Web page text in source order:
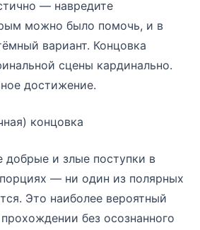
— навредите
можно было помочь, и в
вариант. Концовка
сцены кардинально.
достижение.
концовка
добрые и злые поступки в
— ни один из полярных
Это наиболее вероятный
без осознанного